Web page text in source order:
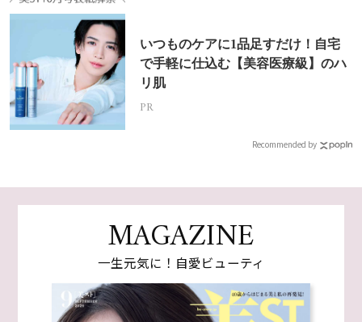
いつものケアに1品足すだけ！自宅
で手軽に仕込む【美容医療級】のハ
リ肌
PR
Recommended by
MAGAZINE
一生元気に！自愛ビューティ